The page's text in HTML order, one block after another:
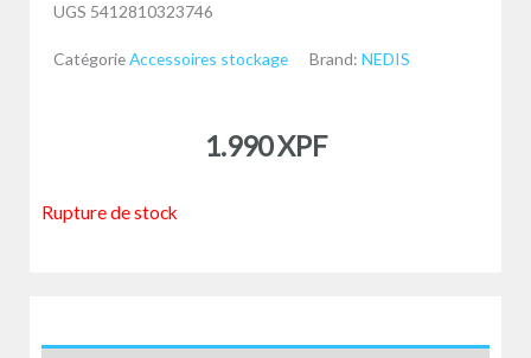
UGS 5412810323746
CatégorieAccessoires stockage Brand: NEDIS
1.990XPF
Rupture de stock